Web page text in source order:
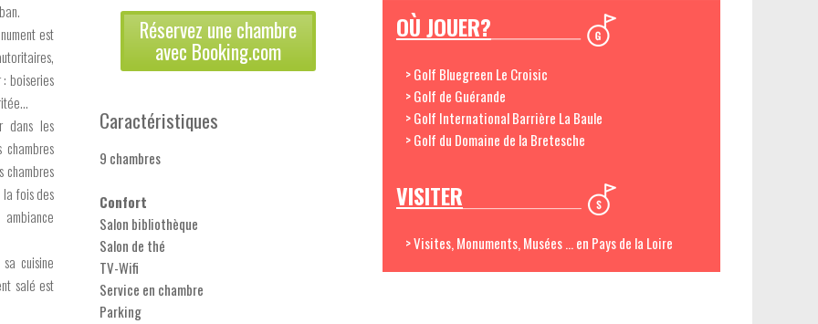
est
boiseries
dans les
chambres
chambres
la fois des
cuisine
salé est
Réservez une chambre
avec Booking.com
Caractéristiques
9 chambres
Confort
Salon bibliothèque
Salon de thé
TV-Wifi
Service en chambre
Parking
OÙ JOUER?
> Golf Bluegreen Le Croisic
> Golf de Guérande
> Golf International Barrière La Baule
> Golf du Domaine de la Bretesche
VISITER
> Visites, Monuments, Musées ... en Pays de la Loire